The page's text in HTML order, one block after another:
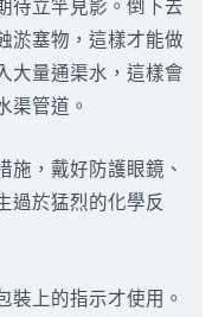
待立竿見影。倒下去
淤塞物，這樣才能做
大量通渠水，這樣會
渠管道。
施，戴好防護眼鏡、
過於猛烈的化學反
裝上的指示才使用。